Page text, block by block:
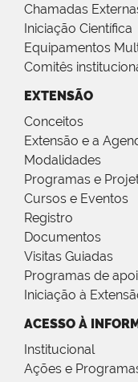
Chamadas
Iniciação Científica
Equipamentos
Comitês
EXTENSÃO
Conceitos
Extensão e a
Modalidades
Programas e
Cursos e Eventos
Registro
Documentos
Visitas Guiadas
Programas de
Iniciação à
ACESSO À
Institucional
Ações e